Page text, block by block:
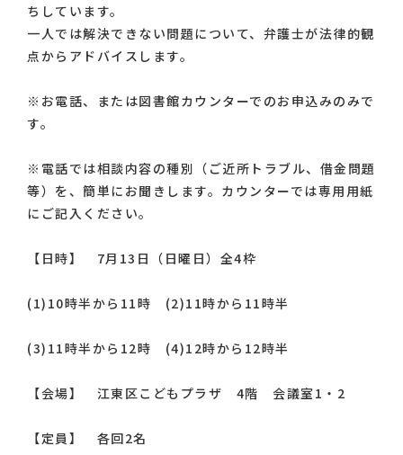
ちしています。
一人では解決できない問題について、弁護士が法律的観
点からアドバイスします。
※お電話、または図書館カウンターでのお申込みのみで
す。
※電話では相談内容の種別（ご近所トラブル、借金問題
等）を、簡単にお聞きします。カウンターでは専用用紙
にご記入ください。
【日時】 7月13日（日曜日）全4枠
(1)10時半から11時 (2)11時から11時半
(3)11時半から12時 (4)12時から12時半
【会場】 江東区こどもプラザ 4階 会議室1・2
【定員】 各回2名